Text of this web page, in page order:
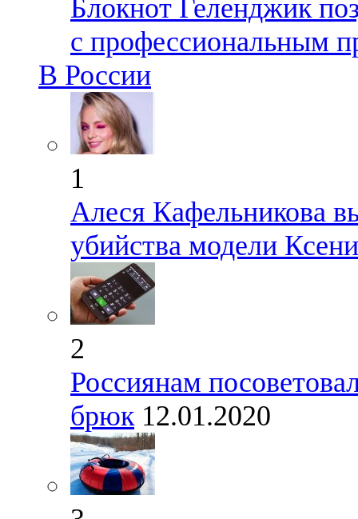
Блокнот Геленджик
с профессиональным
В России
1
Алеся Кафельникова
убийства модели
2
Россиянам
брюк 12.01.2020